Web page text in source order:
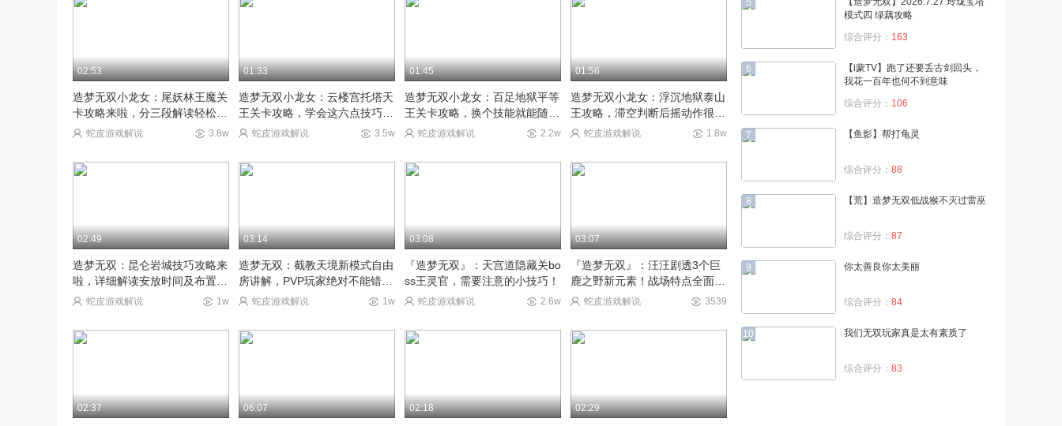
02:53
造梦无双小龙女：尾妖林王魔关
卡攻略来啦，分三段解读轻松通
关！
3.8w
蛇皮游戏解说
01:33
造梦无双小龙女：云楼宫托塔天
王关卡攻略，学会这六点技巧轻
松过
3.5w
蛇皮游戏解说
01:45
造梦无双小龙女：百足地狱平等
王关卡攻略，换个技能就能随便
过！
2.2w
蛇皮游戏解说
01:56
造梦无双小龙女：浮沉地狱泰山
王攻略，滞空判断后摇动作很轻
松。
1.8w
蛇皮游戏解说
02:49
造梦无双：昆仑岩城技巧攻略来
啦，详细解读安放时间及布置方
位！
1w
蛇皮游戏解说
03:14
造梦无双：截教天境新模式自由
房讲解，PVP玩家绝对不能错
过！
1w
蛇皮游戏解说
03:08
『造梦无双』：天宫道隐藏关bo
ss王灵官，需要注意的小技巧！
2.6w
蛇皮游戏解说
03:07
『造梦无双』：汪汪剧透3个巨
鹿之野新元素！战场特点全面介
绍~
3539
蛇皮游戏解说
02:37 06:07 02:18 02:29
5
模式四 绿藕攻略
综合评分： 163
6
【i蒙TV】跑了还要丢古剑回头，
我花一百年也何不到意味
综合评分： 106
7 【鱼影】帮打龟灵
综合评分： 88
8 【荒】造梦无双低战猴不灭过雷巫
综合评分： 87
9 你太善良你太美丽
综合评分： 84
10 我们无双玩家真是太有素质了
综合评分： 83